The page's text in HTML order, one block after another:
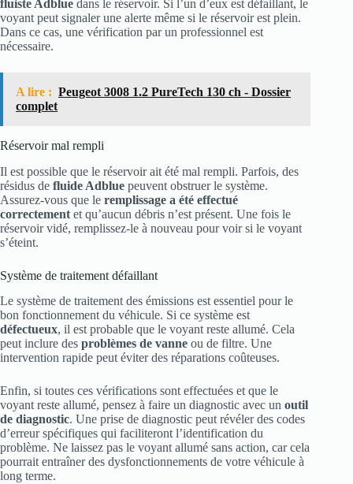
fluiste Adblue dans le réservoir. Si l’un d’eux est défaillant, le
voyant peut signaler une alerte même si le réservoir est plein.
Dans ce cas, une vérification par un professionnel est
nécessaire.
A lire : Peugeot 3008 1.2 PureTech 130 ch - Dossier
complet
Réservoir mal rempli
Il est possible que le réservoir ait été mal rempli. Parfois, des
résidus de fluide Adblue peuvent obstruer le système.
Assurez-vous que le remplissage a été effectué
correctement et qu’aucun débris n’est présent. Une fois le
réservoir vidé, remplissez-le à nouveau pour voir si le voyant
s’éteint.
Système de traitement défaillant
Le système de traitement des émissions est essentiel pour le
bon fonctionnement du véhicule. Si ce système est
défectueux, il est probable que le voyant reste allumé. Cela
peut inclure des problèmes de vanne ou de filtre. Une
intervention rapide peut éviter des réparations coûteuses.
Enfin, si toutes ces vérifications sont effectuées et que le
voyant reste allumé, pensez à faire un diagnostic avec un outil
de diagnostic. Une prise de diagnostic peut révéler des codes
d’erreur spécifiques qui faciliteront l’identification du
problème. Ne laissez pas le voyant allumé sans action, car cela
pourrait entraîner des dysfonctionnements de votre véhicule à
long terme.